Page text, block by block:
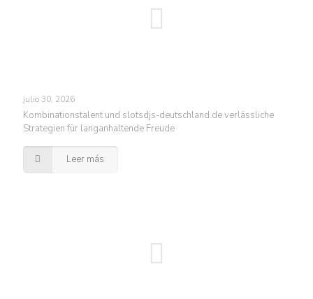
julio 30, 2026
Kombinationstalent und slotsdjs-deutschland.de verlässliche
Strategien für langanhaltende Freude
Leer más